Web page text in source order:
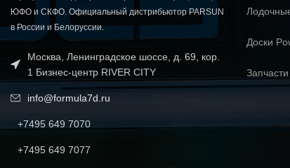
ТРАНСМИССИЯ
Вариатор CVTech,
двигателем.
ТИП ПЕРЕДНЕЙ ПОДВЕСКИ
ЮФО и СКФО. Официальный дистрибьютор PARSUN
в России и Белоруссии.
Москва, Ленинградское шоссе, д. 69, кор.
1 Бизнес-центр RIVER CITY
info@formula7d.ru
+7495 649 7070
+7495 649 7077
Доски
Запчасти